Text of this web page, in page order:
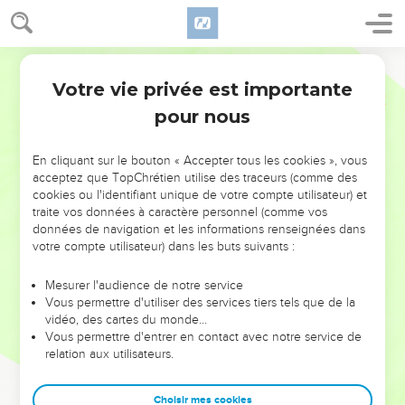
NE MANQUEZ PAS L’ÉVÉNEMENT
DE L’ANNÉE !
ET SI LEURS ERREURS POUVAIENT VOUS ÉVITER LES
VOTRES ?
leur foi ou leur vision. Mais on voit moins les doutes, les erreurs
et les saisons difficiles qu'ils ont traversés, alors même que ce
sont elles qui les ont façonnés.
Dans cette conférence, leaders, entrepreneurs, et responsables
clés pour avancer avec plus de sagesse afin que leurs erreurs
Votre vie privée est importante
pour nous
En cliquant sur le bouton « Accepter tous les cookies », vous
acceptez que TopChrétien utilise des traceurs (comme des
cookies ou l'identifiant unique de votre compte utilisateur) et
traite vos données à caractère personnel (comme vos
données de navigation et les informations renseignées dans
votre compte utilisateur) dans les buts suivants :
Mesurer l'audience de notre service
Vous permettre d'utiliser des services tiers tels que de la
vidéo, des cartes du monde…
Vous permettre d'entrer en contact avec notre service de
relation aux utilisateurs.
Choisir mes cookies